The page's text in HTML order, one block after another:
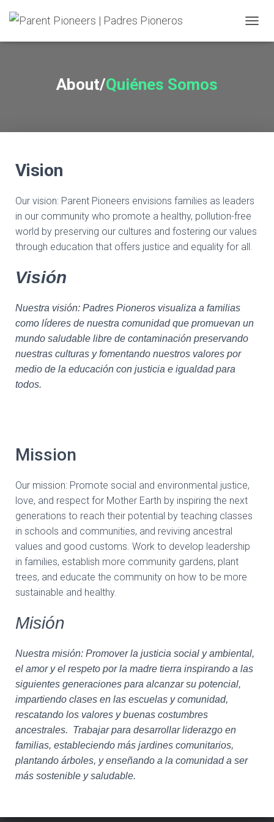
About/Quiénes Somos
Vision
Our vision: Parent Pioneers envisions families as leaders
in our community who promote a healthy, pollution-free
world by preserving our cultures and fostering our values
through education that offers justice and equality for all.
Visión
Nuestra visión: Padres Pioneros visualiza a familias
como líderes de nuestra comunidad que promuevan un
mundo saludable libre de contaminación preservando
nuestras culturas y fomentando nuestros valores por
medio de la educación con justicia e igualdad para
todos.
Mission
Our mission: Promote social and environmental justice,
love, and respect for Mother Earth by inspiring the next
generations to reach their potential by teaching classes
in schools and communities, and reviving ancestral
values and good customs. Work to develop leadership
in families, establish more community gardens, plant
trees, and educate the community on how to be more
sustainable and healthy.
Misión
Nuestra misión: Promover la justicia social y ambiental,
el amor y el respeto por la madre tierra inspirando a las
siguientes generaciones para alcanzar su potencial,
impartiendo clases en las escuelas y comunidad,
rescatando los valores y buenas costumbres
ancestrales. Trabajar para desarrollar liderazgo en
familias, estableciendo más jardines comunitarios,
plantando árboles, y enseñando a la comunidad a ser
más sostenible y saludable.